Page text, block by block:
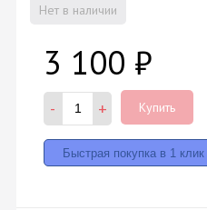
Нет в наличии
3 100 ₽
- + Купить